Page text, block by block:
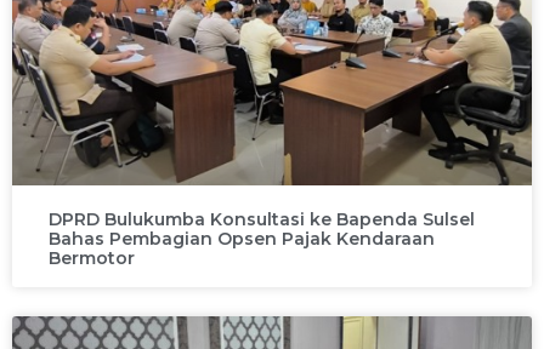
DPRD Bulukumba Konsultasi ke Bapenda Sulsel
Bahas Pembagian Opsen Pajak Kendaraan
Bermotor